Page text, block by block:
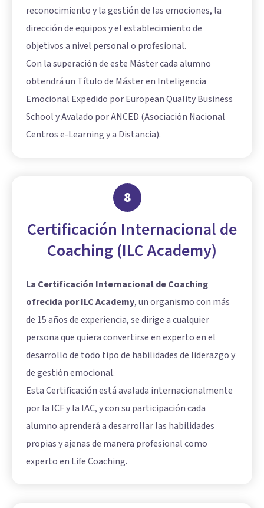
reconocimiento y la gestión de las emociones, la
dirección de equipos y el establecimiento de
objetivos a nivel personal o profesional.
Con la superación de este Máster cada alumno
obtendrá un Título de Máster en Inteligencia
Emocional Expedido por European Quality Business
School y Avalado por ANCED (Asociación Nacional
Centros e-Learning y a Distancia).
8
Certificación Internacional de
Coaching (ILC Academy)
La Certificación Internacional de Coaching
ofrecida por ILC Academy, un organismo con más
de 15 años de experiencia, se dirige a cualquier
persona que quiera convertirse en experto en el
desarrollo de todo tipo de habilidades de liderazgo y
de gestión emocional.
Esta Certificación está avalada internacionalmente
por la ICF y la IAC, y con su participación cada
alumno aprenderá a desarrollar las habilidades
propias y ajenas de manera profesional como
experto en Life Coaching.